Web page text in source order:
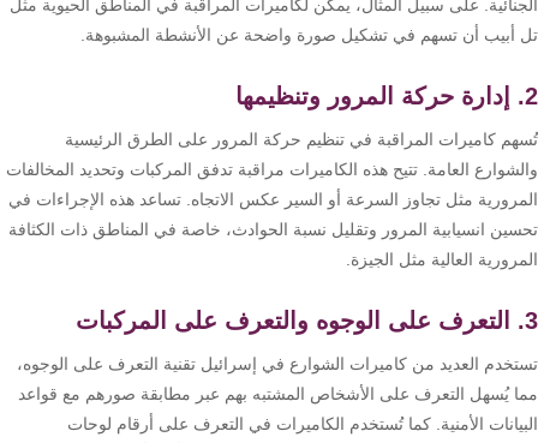
على سبيل المثال، يمكن لكاميرات المراقبة في المناطق الحيوية مثل
أبيب أن تسهم في تشكيل صورة واضحة عن الأنشطة المشبوهة.
كاميرات المراقبة في تنظيم حركة المرور على الطرق الرئيسية
العامة. تتيح هذه الكاميرات مراقبة تدفق المركبات وتحديد المخالفات
مثل تجاوز السرعة أو السير عكس الاتجاه. تساعد هذه الإجراءات في
انسيابية المرور وتقليل نسبة الحوادث، خاصة في المناطق ذات الكثافة
العالية مثل الجيزة.
العديد من كاميرات الشوارع في إسرائيل تقنية التعرف على الوجوه،
يُسهل التعرف على الأشخاص المشتبه بهم عبر مطابقة صورهم مع قواعد
الأمنية. كما تُستخدم الكاميرات في التعرف على أرقام لوحات
إنذار
السرقة
أنظمة
إنذار
الحريق
أكسيس
كنترول